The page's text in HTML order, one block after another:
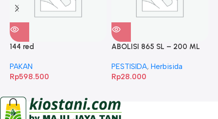
144 red
PAKAN
Rp598.500
ABOLISI 865 SL – 200 ML
PESTISIDA, Herbisida
Rp28.000